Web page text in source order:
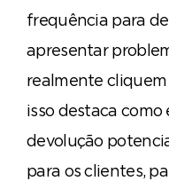
frequência para
apresentar
realmente
isso destaca
devolução
para os clientes,